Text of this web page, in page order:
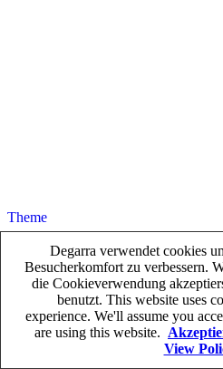
Theme
Shop
Warenkorb
Produktsuche
Kontakt
Impressum
Degarra verwendet cookies
Besucherkomfort zu verbessern.
die Cookieverwendung
benutzt. This website uses
experience. We'll assume you
are using this website.
View